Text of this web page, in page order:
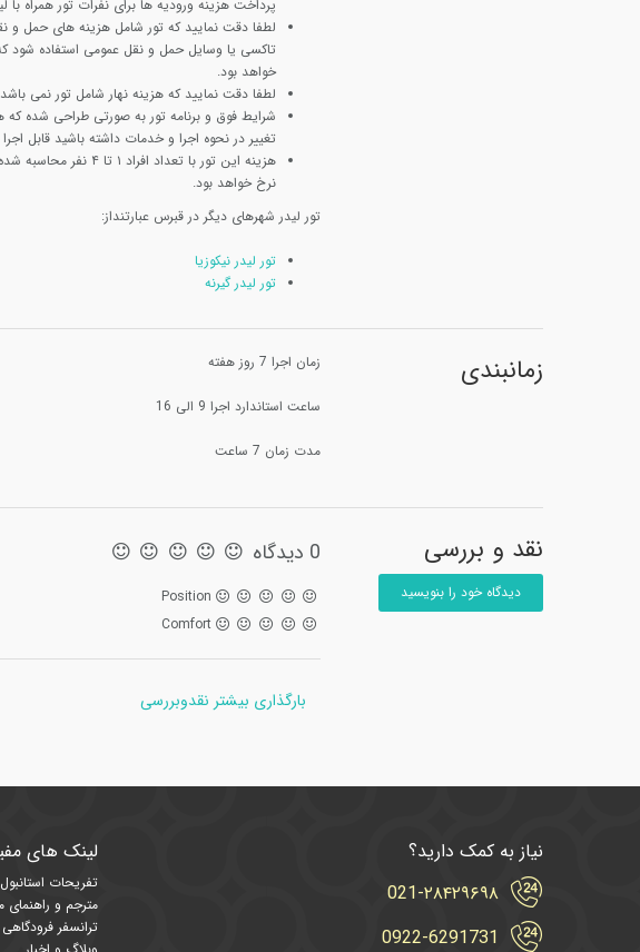
پرداخت هزینه ورودیه ها برای نفرات تور همراه با
لطفا دقت نمایید که تور شامل هزینه های حمل و
تاکسی یا وسایل حمل و نقل عمومی استفاده شود
خواهد بود.
لطفا دقت نمایید که هزینه نهار شامل تور نمی باشد
شرایط فوق و برنامه تور به صورتی طراحی شده
تغییر در نحوه اجرا و خدمات داشته باشید قابل
نرخ خواهد بود.
تور لیدر شهرهای دیگر در قبرس عبارتنداز:
تور لیدر نیکوزیا
تور لیدر گیرنه
زمانبندی زمان اجرا 7 روز هفته
ساعت استاندارد اجرا 9 الی 16
مدت زمان 7 ساعت
نقد و بررسی
دیدگاه خود را بنویسید
0 دیدگاه
Position
Comfort
بارگذاری بیشتر نقدوبررسی
نیاز به کمک دارید؟
021-۲۸۴۲۹۶۹۸
0922-6291731
لینک های
تفریحات استانبول
مترجم و راهنمای
ترانسفر فرودگاهی